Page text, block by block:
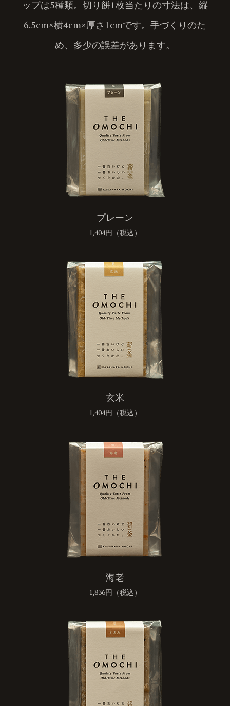
ップは5種類。 切り餅1枚当たりの寸法は、縦
6.5cm×横4cm×厚さ1cmです。手づくりのた
め、多少の誤差があります。
プレーン
1,404円（税込）
玄米
1,404円（税込）
海老
1,836円（税込）